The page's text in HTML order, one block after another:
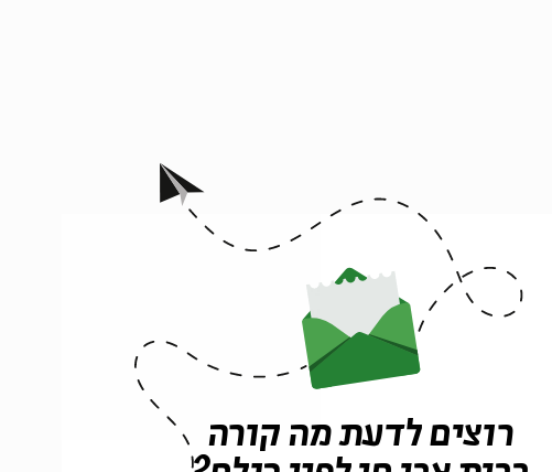
עִוֶּרֶת, לֹא רוֹאָה לֹא מְדַבֶּרֶת, יָד קְפוּאָה פּוֹתַחַת דֶּלֶת
יָפוֹת פְּצוּעוֹת שׁוֹתְקוֹת וַחֲכָמוֹת כָּל כָּךְ,בְּיָד רַכָּה
בָּאֶמְצַע שֶׁל הַלֵּב,כָּךְ שֶׁבְּכָל פַּעַם שֶׁהַלְּבַד הַזֶּה יַכֶּה אַבִּיט
יִהְיֶה כָּל בּוֹדֵד,וְהַכְּאֵב כְּבָר לֹא יִהְיֶה כָּל כָּךְ פּוֹחֵד,וְרַק
אֲנִי יוֹדַעַת שֶׁאַתָּה מַרְגִּישׁ
רוצים לדעת מה קורה